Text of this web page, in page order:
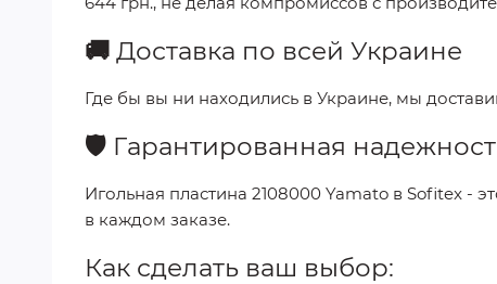
🚚 Доставка по всей Украине
Где бы вы ни находились в Украине, мы
🛡️ Гарантированная
Игольная пластина 2108000 Yamato в Sofitex -
в каждом заказе.
Как сделать ваш выбор: